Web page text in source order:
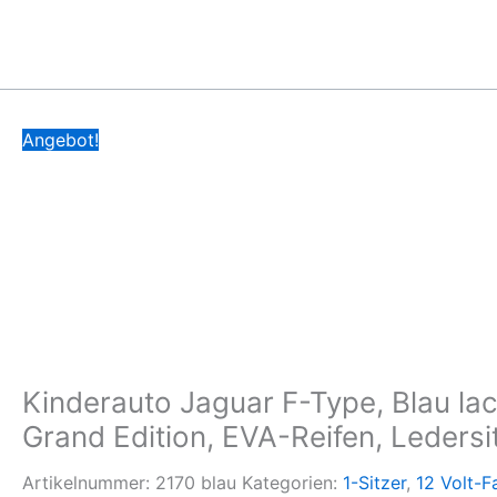
Angebot!
Kinderauto Jaguar F-Type, Blau
Grand Edition, EVA-Reifen,
Artikelnummer: 2170 blau Kategorien: 1-Sitzer, 12 Volt-
Blau
lackiert
Sitzer
Menge